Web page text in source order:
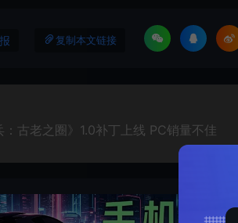
复制本文链接
：古老之圈》1.0补丁上线 PC销量不佳